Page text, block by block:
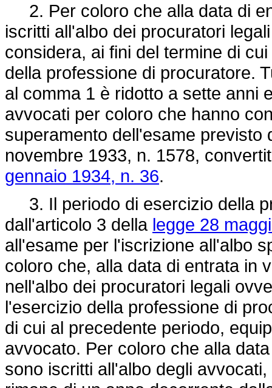
2. Per coloro che alla data di
iscritti all'albo dei procuratori
considera, ai fini del termine di
della professione di procuratore.
al comma 1 è ridotto a sette anni
avvocati per coloro che hanno
superamento dell'esame
novembre 1933, n. 1578,
gennaio 1934, n. 36.
3. Il periodo di esercizio della
dall'articolo 3 della legge 28
all'esame per l'iscrizione all'albo
coloro che, alla data di entrata in
nell'albo dei procuratori legali
l'esercizio della professione di
di cui al precedente periodo,
avvocato. Per coloro che alla
sono iscritti all'albo degli